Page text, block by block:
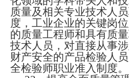
质量及相关专业技术人
度，工业企业的关键岗
的质量工程师和具有质
技术人员，对直接从事
财产安全的产品检验人
全检验师职业准入制度。